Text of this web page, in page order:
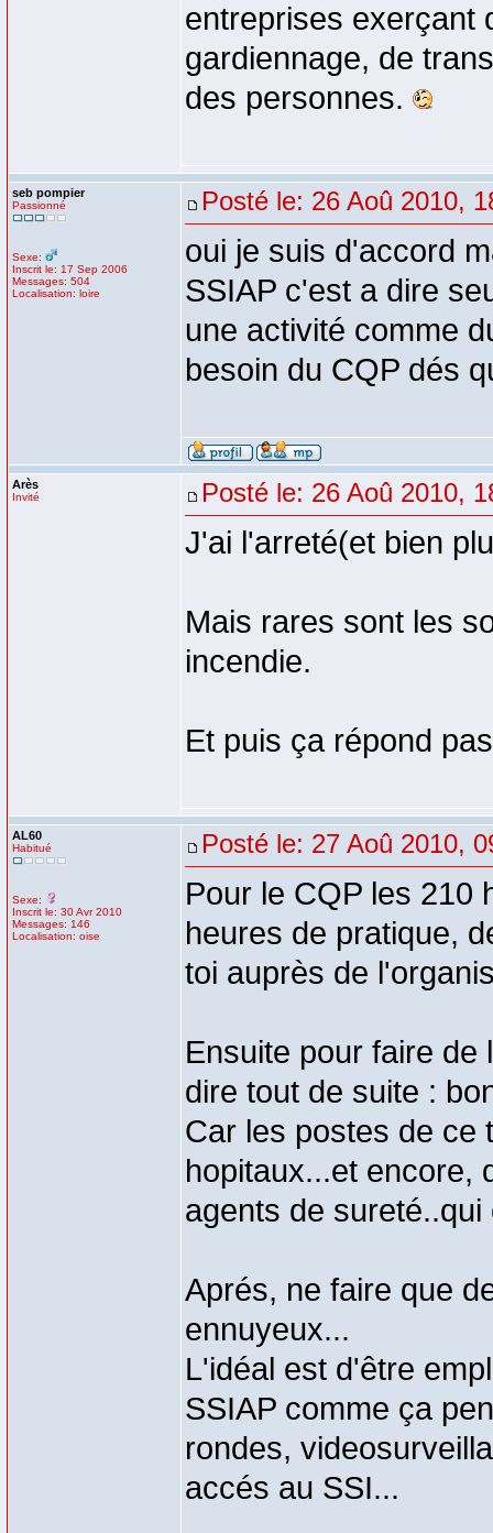
entreprises exerçant
gardiennage, de
des personnes.
seb pompier
Passionné
Sexe:
Inscrit le: 17 Sep 2006
Messages: 504
Localisation: loire
Posté le: 26 Aoû 2010,
oui je suis d'accord
SSIAP c'est a dire
une activité comme
besoin du CQP dés
Arès
Invité Posté le: 26 Aoû 2010,
J'ai l'arreté(et bien
Mais rares sont les
incendie.
Et puis ça répond
AL60
Habitué
Sexe:
Inscrit le: 30 Avr 2010
Messages: 146
Localisation: oise
Posté le: 27 Aoû 2010,
Pour le CQP les 210
heures de pratique,
toi auprès de
Ensuite pour faire de
dire tout de suite :
Car les postes de ce
hopitaux...et encore,
agents de sureté..qui
Aprés, ne faire que
ennuyeux...
L'idéal est d'être
SSIAP comme ça
rondes,
accés au SSI...